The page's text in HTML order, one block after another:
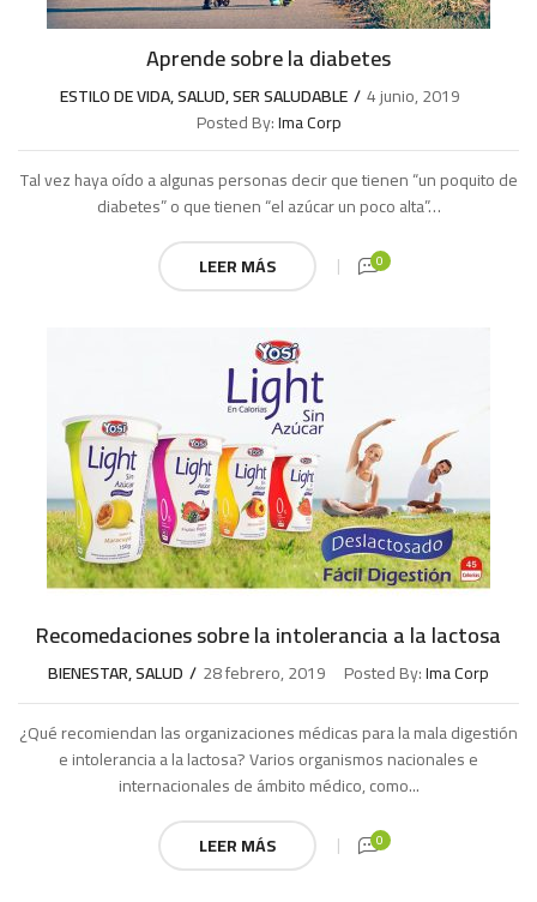
Aprende sobre la diabetes
ESTILO DE VIDA,SALUD,SER SALUDABLE
4 junio, 2019
Posted By:Ima Corp
Tal vez haya oído a algunas personas decir que tienen “un poquito de
diabetes” o que tienen “el azúcar un poco alta”…
LEER MÁS
0
Recomedaciones sobre la intolerancia a la lactosa
BIENESTAR,SALUD 28 febrero, 2019 Posted By:Ima Corp
¿Qué recomiendan las organizaciones médicas para la mala digestión
e intolerancia a la lactosa? Varios organismos nacionales e
internacionales de ámbito médico, como...
LEER MÁS
0